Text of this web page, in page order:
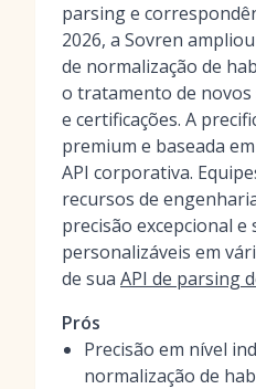
parsing e
2026, a Sovren
de normalização de
o tratamento de
e certificações. A
premium e baseada
API corporativa.
recursos de
precisão excepcional e
personalizáveis em
de sua API de parsing
Prós
Precisão em nível
normalização de